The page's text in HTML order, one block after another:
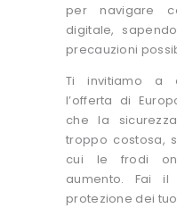
per navigare
digitale,
precauzioni
Ti invitiamo a
l’offerta di
che la
troppo costosa,
cui le frodi
aumento. Fai
protezione dei